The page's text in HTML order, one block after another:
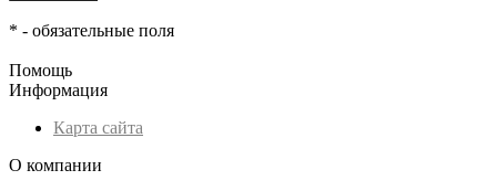
* - обязательные поля
Помощь
Информация
Карта сайта
О компании